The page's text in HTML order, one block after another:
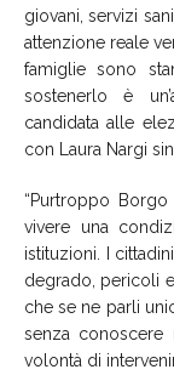
giovani, servizi
attenzione reale
famiglie sono
sostenerlo è
candidata alle
con Laura Nargi
“Purtroppo
vivere una
istituzioni. I
degrado, pericoli
che se ne parli
senza conoscere
volontà di